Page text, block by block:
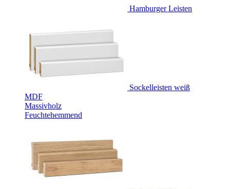
Hamburger Leisten
Sockelleisten weiß
MDF
Massivholz
Feuchtehemmend